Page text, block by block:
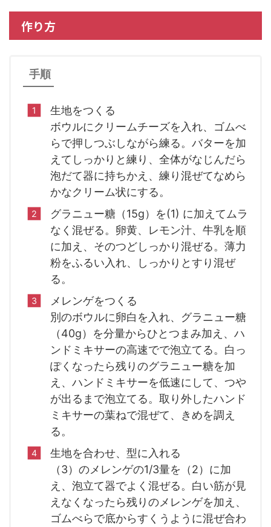
作り方
手順
生地をつくる
ボウルにクリームチーズを入れ、ゴムべ
らで押しつぶしながら練る。バターを加
えてしっかりと練り、全体がなじんだら
泡だて器に持ちかえ、練り混ぜてなめら
かなクリーム状にする。
グラニュー糖（15g）を(1) に加えてムラ
なく混ぜる。卵黄、レモン汁、牛乳を順
に加え、そのつどしっかり混ぜる。薄力
粉をふるい入れ、しっかりとすり混ぜ
る。
メレンゲをつくる
別のボウルに卵白を入れ、グラニュー糖
（40g）を分量からひとつまみ加え、ハ
ンドミキサーの高速でで泡立てる。白っ
ぽくなったら残りのグラニュー糖を加
え、ハンドミキサーを低速にして、つや
が出るまで泡立てる。取り外したハンド
ミキサーの葉ねで混ぜて、きめを調え
る。
生地を合わせ、型に入れる
（3）のメレンゲの1/3量を（2）に加
え、泡立て器でよく混ぜる。白い筋が見
えなくなったら残りのメレンゲを加え、
ゴムべらで底からすくうように混ぜ合わ